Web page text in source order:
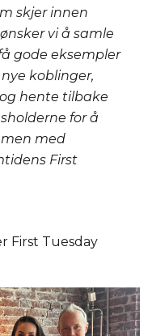
skjer innen
vi å samle
gode eksempler
koblinger,
hente tilbake
for å
med
First
First Tuesday